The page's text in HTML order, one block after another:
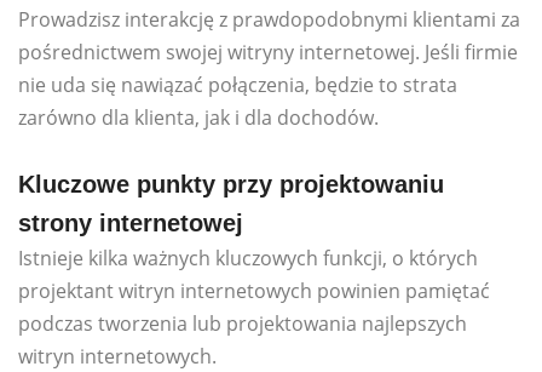
Prowadzisz interakcję z prawdopodobnymi klientami za
pośrednictwem swojej witryny internetowej. Jeśli firmie
nie uda się nawiązać połączenia, będzie to strata
zarówno dla klienta, jak i dla dochodów.
Kluczowe punkty przy projektowaniu
strony internetowej
Istnieje kilka ważnych kluczowych funkcji, o których
projektant witryn internetowych powinien pamiętać
podczas tworzenia lub projektowania najlepszych
witryn internetowych.